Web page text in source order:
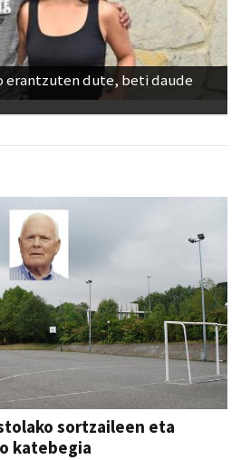
erantzuten dute, beti daude
sortzaileen eta
katebegia